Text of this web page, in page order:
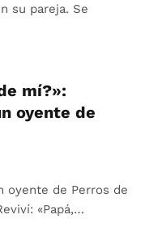
su pareja. Se
mí?»:
oyente de
oyente de Perros de
«Papá,…